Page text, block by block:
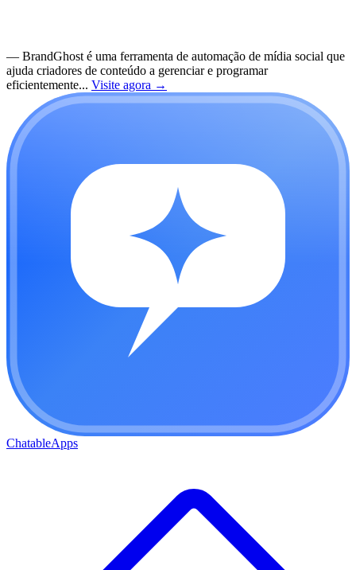
— BrandGhost é uma ferramenta de automação de mídia social que
ajuda criadores de conteúdo a gerenciar e programar
eficientemente... Visite agora →
ChatableApps